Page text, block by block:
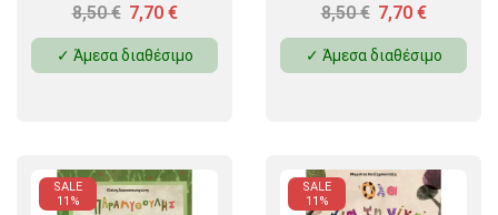
8,50€ 7,70 €
✓ Άμεσα διαθέσιμο
8,50€ 7,70 €
✓ Άμεσα διαθέσιμο
SALE
11%
SALE
11%